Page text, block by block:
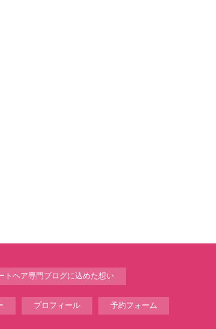
トヘア専門ブログに込めた想い
プロフィール 予約フォーム